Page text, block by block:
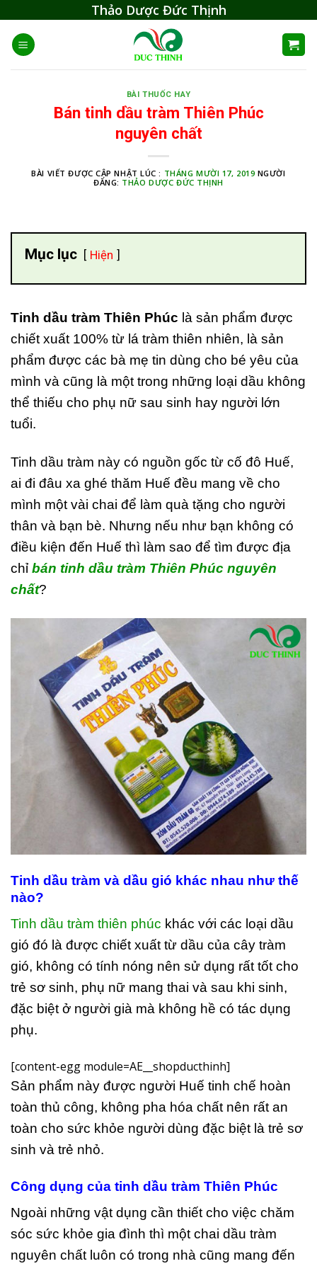
content
Thảo Dược Đức Thịnh
BÀI THUỐC HAY
Bán tinh dầu tràm Thiên Phúc
nguyên chất
BÀI VIẾT ĐƯỢC CẬP NHẬT LÚC : THÁNG MƯỜI 17, 2019 NGƯỜI
ĐĂNG: THẢO DƯỢC ĐỨC THỊNH
Mục lục Hiện
Tinh dầu tràm Thiên Phúc là sản phẩm được
chiết xuất 100% từ lá tràm thiên nhiên, là sản
phẩm được các bà mẹ tin dùng cho bé yêu của
mình và cũng là một trong những loại dầu không
thể thiếu cho phụ nữ sau sinh hay người lớn
tuổi.
Tinh dầu tràm này có nguồn gốc từ cố đô Huế,
ai đi đâu xa ghé thăm Huế đều mang về cho
mình một vài chai để làm quà tặng cho người
thân và bạn bè. Nhưng nếu như bạn không có
điều kiện đến Huế thì làm sao để tìm được địa
chỉ bán tinh dầu tràm Thiên Phúc nguyên
chất?
Tinh dầu tràm và dầu gió khác nhau như thế
nào?
Tinh dầu tràm thiên phúc khác với các loại dầu
gió đó là được chiết xuất từ dầu của cây tràm
gió, không có tính nóng nên sử dụng rất tốt cho
trẻ sơ sinh, phụ nữ mang thai và sau khi sinh,
đặc biệt ở người già mà không hề có tác dụng
phụ.
[content-egg module=AE__shopducthinh]
Sản phẩm này được người Huế tinh chế hoàn
toàn thủ công, không pha hóa chất nên rất an
toàn cho sức khỏe người dùng đặc biệt là trẻ sơ
sinh và trẻ nhỏ.
Công dụng của tinh dầu tràm Thiên Phúc
Ngoài những vật dụng cần thiết cho việc chăm
sóc sức khỏe gia đình thì một chai dầu tràm
nguyên chất luôn có trong nhà cũng mang đến